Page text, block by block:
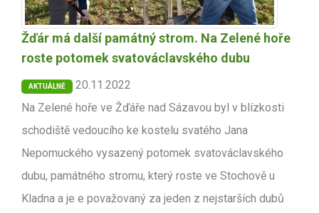
Žďár má další památný strom. Na Zelené hoře
roste potomek svatováclavského dubu
AKTUÁLNĚ
20.11.2022
Na Zelené hoře ve Žďáře nad Sázavou byl v blízkosti
schodiště vedoucího ke kostelu svatého Jana
Nepomuckého vysazený potomek svatováclavského
dubu, památného stromu, který roste ve Stochově u
Kladna a je e považovaný za jeden z nejstarších dubů